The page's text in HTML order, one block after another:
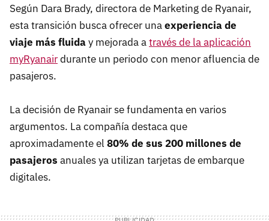
Según Dara Brady, directora de Marketing de Ryanair,
esta transición busca ofrecer unaexperiencia de
viaje más fluiday mejorada através de la aplicación
myRyanairdurante un periodo con menor afluencia de
pasajeros. ​
La decisión de Ryanair se fundamenta en varios
argumentos. La compañía destaca que
aproximadamente el 80% de sus 200 millones de
pasajeros anuales ya utilizan tarjetas de embarque
digitales.